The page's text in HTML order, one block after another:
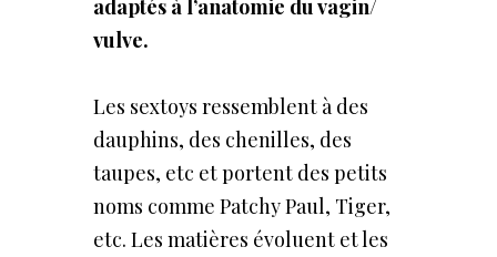
adaptés à l’anatomie du vagin/
vulve.
Les sextoys ressemblent à des
dauphins, des chenilles, des
taupes, etc et portent des petits
noms comme Patchy Paul, Tiger,
etc. Les matières évoluent et les